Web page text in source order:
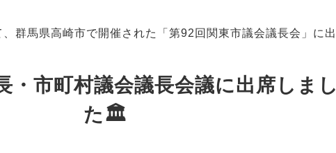
群馬県高崎市で開催された「第92回関東市議会議長会」に出
・市町村議会議長会議に出席しまし
た🏛️